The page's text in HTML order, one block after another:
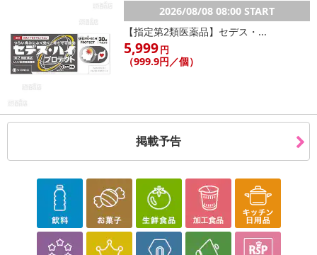
2026/08/08 08:00 START
【指定第2類医薬品】セデス・...
5,999円
（999.9円／個）
掲載予告